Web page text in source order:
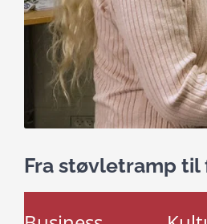
Fra støvletramp